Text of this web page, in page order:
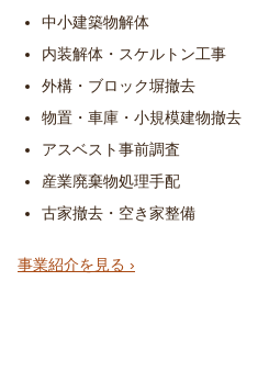
中小建築物解体
内装解体・スケルトン工事
外構・ブロック塀撤去
物置・車庫・小規模建物撤去
アスベスト事前調査
産業廃棄物処理手配
古家撤去・空き家整備
事業紹介を見る ›